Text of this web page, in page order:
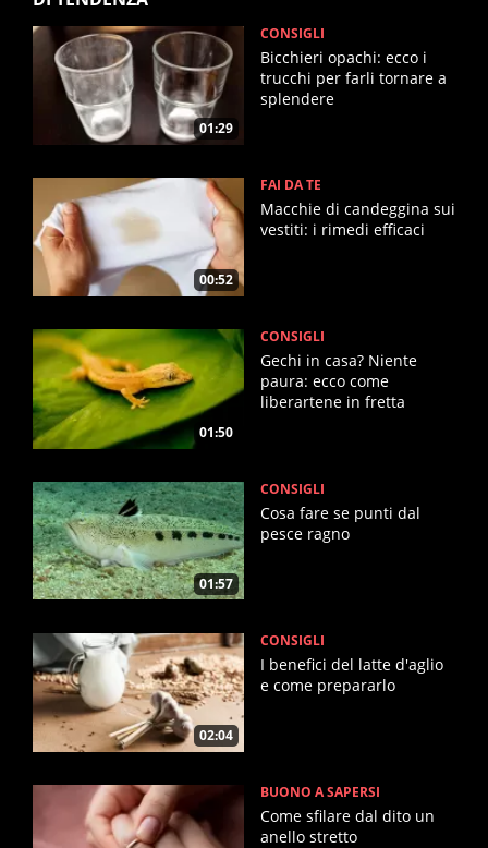
01:29
CONSIGLI
Bicchieri opachi: ecco i
trucchi per farli tornare a
splendere
00:52
FAI DA TE
Macchie di candeggina sui
vestiti: i rimedi efficaci
01:50
CONSIGLI
Gechi in casa? Niente
paura: ecco come
liberartene in fretta
01:57
CONSIGLI
Cosa fare se punti dal
pesce ragno
02:04
CONSIGLI
I benefici del latte d'aglio
e come prepararlo
BUONO A SAPERSI
Come sfilare dal dito un
anello stretto